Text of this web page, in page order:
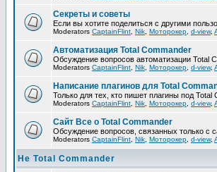
Секреты и советы
Если вы хотите поделиться с другими
Moderators CaptainFlint Nik Моторокер d-view,
Автоматизация Total Commander
Обсуждение вопросов автоматизации Total
Moderators CaptainFlint Nik Моторокер d-view,
Написание плагинов для Total
Только для тех, кто пишет плагины под
Moderators CaptainFlint Nik Моторокер d-view,
Сайт Все о Total Commander
Обсуждение вопросов, связанных только с
Moderators CaptainFlint Nik Моторокер d-view,
Не Total Commander